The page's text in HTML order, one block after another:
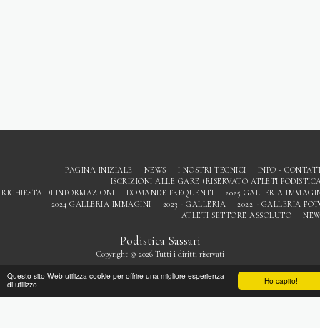
Ho capito!
Questo sito Web utilizza cookie per offrire una migliore esperienza
di utilizzo
Podistica Sassari
Copyright © 2026 Tutti i diritti riservati
PAGINA INIZIALE NEWS I NOSTRI TECNICI
INFO -
ISCRIZIONI ALLE GARE (RISERVATO ATLETI
RICHIESTA DI INFORMAZIONI
DOMANDE FREQUENTI
2025 GALLERIA
2024 GALLERIA IMMAGINI
2023 - GALLERIA
2022 - GALLERIA
ATLETI SETTORE ASSOLUTO